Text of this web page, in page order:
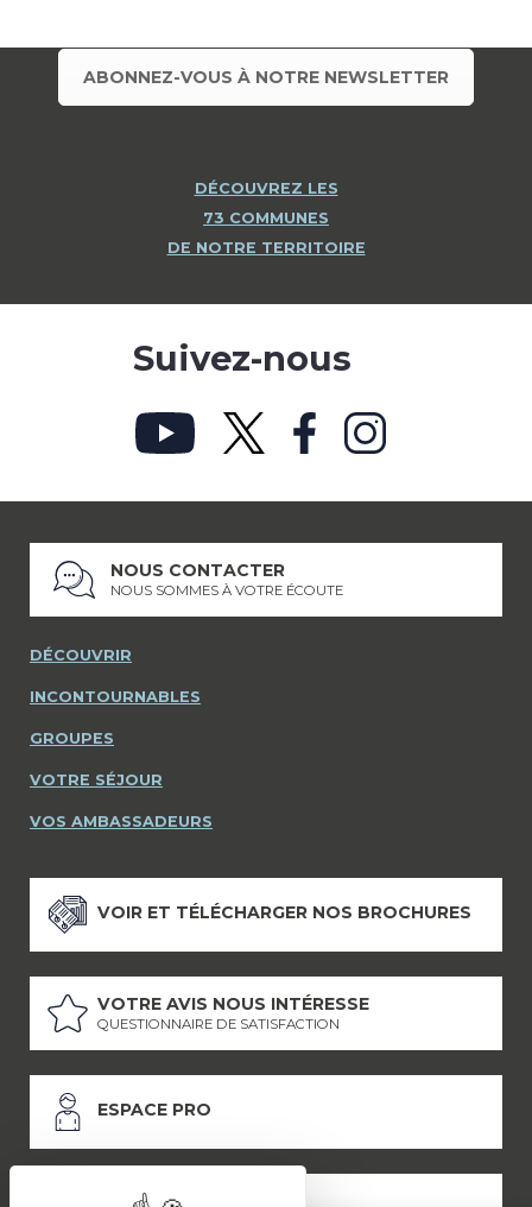
ABONNEZ-VOUS À NOTRE NEWSLETTER
DÉCOUVREZ LES
73 COMMUNES
DE NOTRE TERRITOIRE
Suivez-nous
NOUS CONTACTER
NOUS SOMMES À VOTRE ÉCOUTE
DÉCOUVRIR
INCONTOURNABLES
GROUPES
VOTRE SÉJOUR
VOS AMBASSADEURS
VOIR ET TÉLÉCHARGER NOS BROCHURES
VOTRE AVIS NOUS INTÉRESSE
QUESTIONNAIRE DE SATISFACTION
ESPACE PRO